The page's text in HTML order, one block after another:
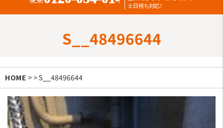
土日祝も対応！
S__48496644
HOME > > S__48496644